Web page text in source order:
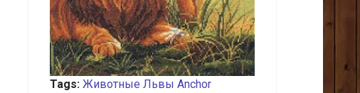
Tags: Животные Львы Anchor